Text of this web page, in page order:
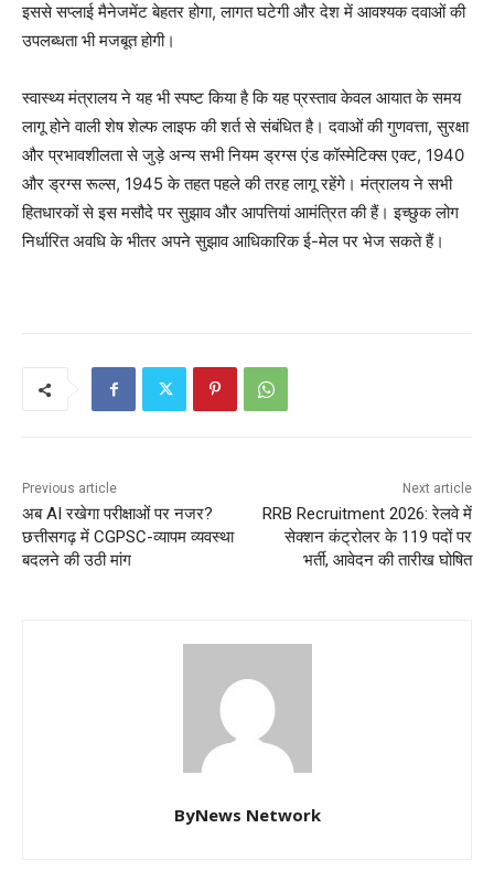
इससे सप्लाई मैनेजमेंट बेहतर होगा, लागत घटेगी और देश में आवश्यक दवाओं की
उपलब्धता भी मजबूत होगी।
स्वास्थ्य मंत्रालय ने यह भी स्पष्ट किया है कि यह प्रस्ताव केवल आयात के समय
लागू होने वाली शेष शेल्फ लाइफ की शर्त से संबंधित है। दवाओं की गुणवत्ता, सुरक्षा
और प्रभावशीलता से जुड़े अन्य सभी नियम ड्रग्स एंड कॉस्मेटिक्स एक्ट, 1940
और ड्रग्स रूल्स, 1945 के तहत पहले की तरह लागू रहेंगे। मंत्रालय ने सभी
हितधारकों से इस मसौदे पर सुझाव और आपत्तियां आमंत्रित की हैं। इच्छुक लोग
निर्धारित अवधि के भीतर अपने सुझाव आधिकारिक ई-मेल पर भेज सकते हैं।
Previous article
अब AI रखेगा परीक्षाओं पर नजर?
छत्तीसगढ़ में CGPSC-व्यापम व्यवस्था
बदलने की उठी मांग
Next article
RRB Recruitment 2026: रेलवे में
सेक्शन कंट्रोलर के 119 पदों पर
भर्ती, आवेदन की तारीख घोषित
ByNews Network